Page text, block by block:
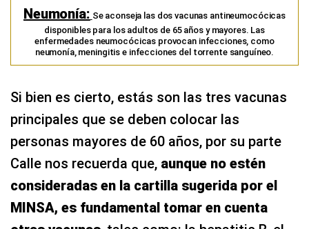
Neumonía: Se aconseja las dos vacunas antineumocócicas
disponibles para los adultos de 65 años y mayores. Las
enfermedades neumocócicas provocan infecciones, como
neumonía, meningitis e infecciones del torrente sanguíneo.
Si bien es cierto, estás son las tres vacunas
principales que se deben colocar las
personas mayores de 60 años, por su parte
Calle nos recuerda que, aunque no estén
consideradas en la cartilla sugerida por el
MINSA, es fundamental tomar en cuenta